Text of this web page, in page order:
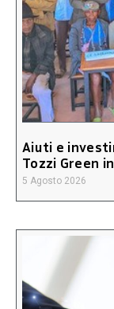
Aiuti e
Tozzi Green
5 Agosto 2026